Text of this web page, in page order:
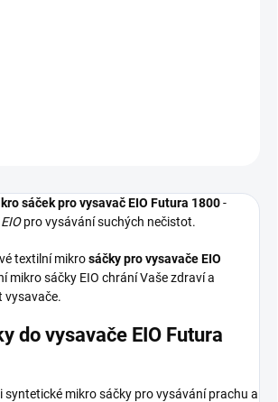
sáček pro vysavač EIO Futura 1800-
pro vysávání suchých nečistot.
textilní mikrosáčky pro vysavače EIO
mikro sáčky EIO chrání Vaše zdraví a
vysavače.
do vysavače EIO Futura
syntetické mikro sáčky pro vysávání prachu a